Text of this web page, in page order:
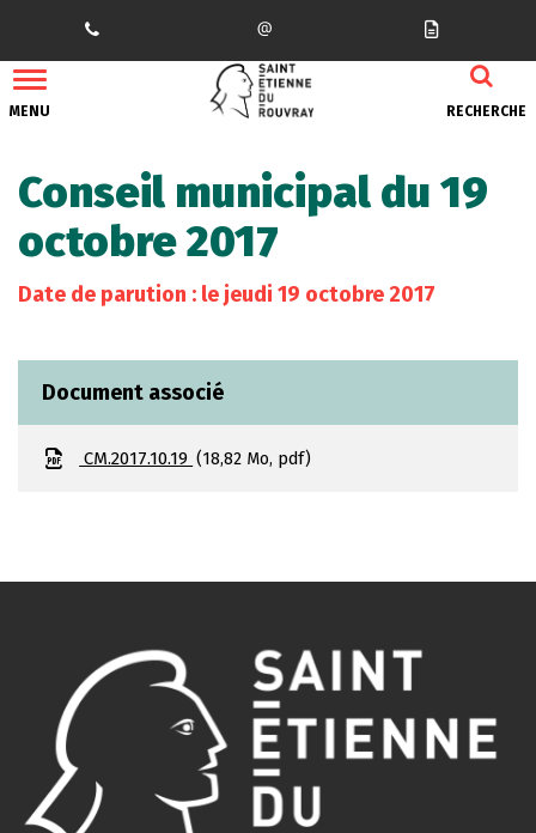
MENU RECHERCHE
Conseil municipal du 19
octobre 2017
Date de parution : le jeudi 19 octobre 2017
Document associé
CM.2017.10.19 18,82 Mo, pdf